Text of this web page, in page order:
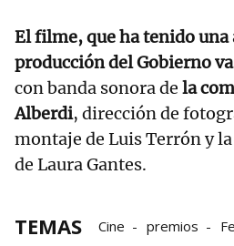
El filme, que ha tenido una
producción del Gobierno
con banda sonora de la
Alberdi, dirección de
montaje de Luis Terrón y
de Laura Gantes.
TEMAS Cine premios